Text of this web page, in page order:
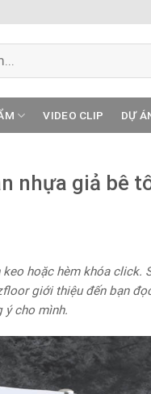
VIDEO CLIP DỰ
nhựa giả bê
hoặc hèm khóa click.
giới thiệu đến bạn
ý cho mình.